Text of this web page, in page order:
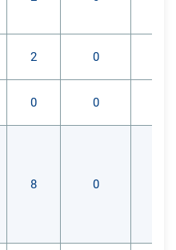
2 0
0 0
8 0